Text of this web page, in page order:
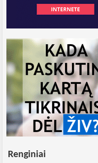
Renginiai